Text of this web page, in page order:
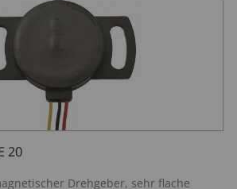
20
Drehgeber, sehr flache